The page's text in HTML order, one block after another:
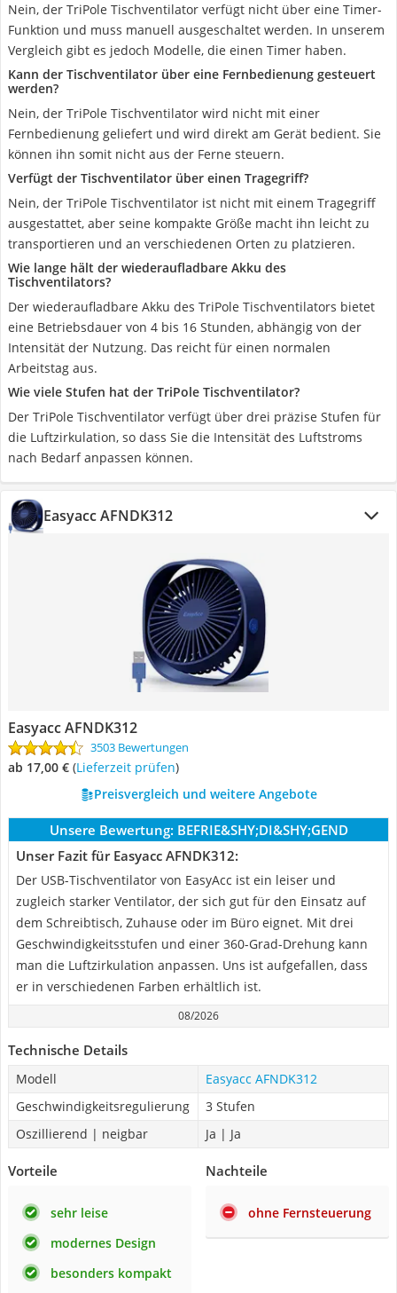
Nein, der TriPole Tischventilator verfügt nicht über eine Timer-
Funktion und muss manuell ausgeschaltet werden. In unserem
Vergleich gibt es jedoch Modelle, die einen Timer haben.
Kann der Tischventilator über eine Fernbedienung gesteuert
werden?
Nein, der TriPole Tischventilator wird nicht mit einer
Fernbedienung geliefert und wird direkt am Gerät bedient. Sie
können ihn somit nicht aus der Ferne steuern.
Verfügt der Tischventilator über einen Tragegriff?
Nein, der TriPole Tischventilator ist nicht mit einem Tragegriff
ausgestattet, aber seine kompakte Größe macht ihn leicht zu
transportieren und an verschiedenen Orten zu platzieren.
Wie lange hält der wiederaufladbare Akku des
Tischventilators?
Der wiederaufladbare Akku des TriPole Tischventilators bietet
eine Betriebsdauer von 4 bis 16 Stunden, abhängig von der
Intensität der Nutzung. Das reicht für einen normalen
Arbeitstag aus.
Wie viele Stufen hat der TriPole Tischventilator?
Der TriPole Tischventilator verfügt über drei präzise Stufen für
die Luftzirkulation, so dass Sie die Intensität des Luftstroms
nach Bedarf anpassen können.
Easyacc ‎AFNDK312
Easyacc ‎AFNDK312
3503 Bewertungen
ab 17,00 € (Lieferzeit prüfen)
Preisvergleich und weitere Angebote
Unsere Bewertung: BEFRIE&SHY;DI&SHY;GEND
Unser Fazit für Easyacc ‎AFNDK312:
Der USB-Tischventilator von EasyAcc ist ein leiser und
zugleich starker Ventilator, der sich gut für den Einsatz auf
dem Schreibtisch, Zuhause oder im Büro eignet. Mit drei
Geschwindigkeitsstufen und einer 360-Grad-Drehung kann
man die Luftzirkulation anpassen. Uns ist aufgefallen, dass
er in verschiedenen Farben erhältlich ist.
08/2026
Technische Details
Modell
Easyacc ‎AFNDK312
Geschwindigkeitsregulierung
3 Stufen
Oszillierend | neigbar
Ja | Ja
Vorteile
sehr leise
modernes Design
besonders kompakt
Nachteile
ohne Fernsteuerung